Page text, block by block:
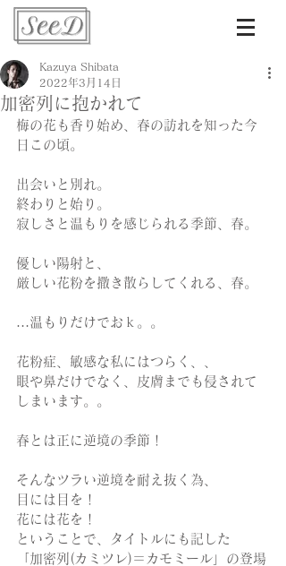
加密列に抱かれて
Kazuya Shibata
2022年3月14日
梅の花も香り始め、春の訪れを知った今
日この頃。
出会いと別れ。
終わりと始り。
寂しさと温もりを感じられる季節、春。
優しい陽射と、
厳しい花粉を撒き散らしてくれる、春。
…温もりだけでおｋ。。
花粉症、敏感な私にはつらく、、
眼や鼻だけでなく、皮膚までも侵されて
しまいます。。
春とは正に逆境の季節！
そんなツラい逆境を耐え抜く為、
目には目を！
花には花を！
ということで、タイトルにも記した
「加密列(カミツレ)＝カモミール」の登場